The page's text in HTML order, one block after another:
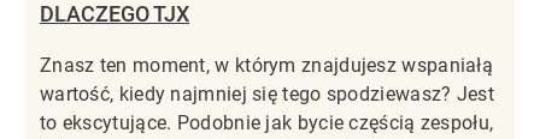
DLACZEGO TJX
Znasz ten moment, w którym znajdujesz wspaniałą
wartość, kiedy najmniej się tego spodziewasz? Jest
to ekscytujące. Podobnie jak bycie częścią zespołu,